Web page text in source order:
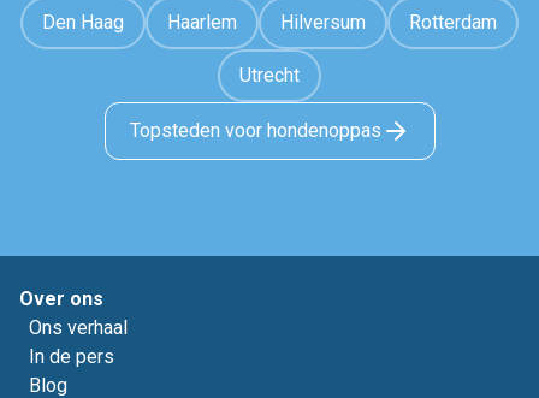
Den Haag Haarlem Hilversum Rotterdam
Utrecht
Topsteden voor hondenoppas
Over ons
Ons verhaal
In de pers
Blog